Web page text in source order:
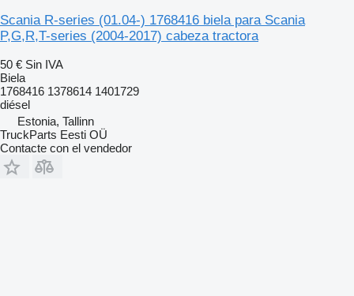
Scania R-series (01.04-) 1768416 biela para Scania
P,G,R,T-series (2004-2017) cabeza tractora
50 € Sin IVA
Biela
1768416 1378614 1401729
diésel
Estonia, Tallinn
TruckParts Eesti OÜ
Contacte con el vendedor